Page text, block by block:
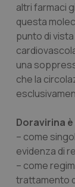
altri farmaci
questa
punto di
una
che la
Doravirina
– come
evidenza di
– come
trattamento